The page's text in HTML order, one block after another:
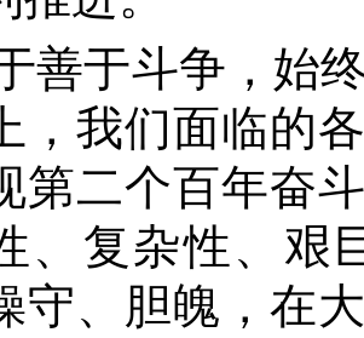
善于斗争，始
，我们面临的
第二个百年奋
、复杂性、艰
守、胆魄，在